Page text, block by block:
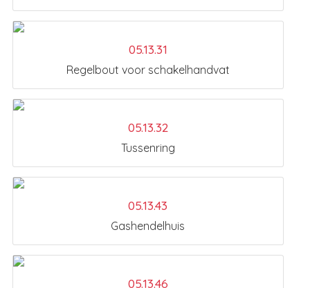
05.13.31
Regelbout voor schakelhandvat
05.13.32
Tussenring
05.13.43
Gashendelhuis
05.13.46